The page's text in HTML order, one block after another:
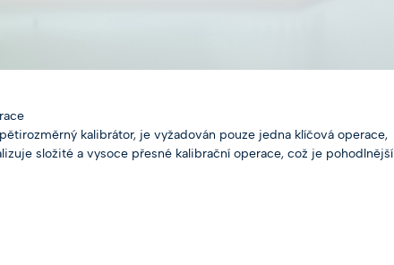
kalibrátor, je vyžadován pouze jedna klíčová operace,
složité a vysoce přesné kalibrační operace, což je pohodlnější